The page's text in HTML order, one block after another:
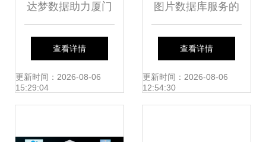
达梦数据助力厦门
大学附属成功医院
核心业务系统信创
查看详情
更新时间：2026-08-06
15:29:04
图片数据库服务的
构建与优化探索
查看详情
更新时间：2026-08-06
12:54:30